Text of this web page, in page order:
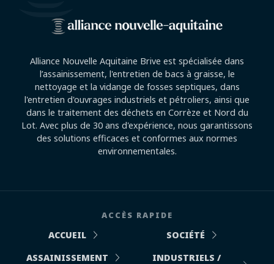
Alliance Nouvelle Aquitaine Brive est spécialisée dans
l’assainissement, l'entretien de bacs à graisse, le
nettoyage et la vidange de fosses septiques, dans
l'entretien d'ouvrages industriels et pétroliers, ainsi que
dans le traitement des déchets en Corrèze et Nord du
Lot. Avec plus de 30 ans d'expérience, nous garantissons
des solutions efficaces et conformes aux normes
environnementales.
ACCÈS RAPIDE
ACCUEIL
SOCIÉTÉ
ASSAINISSEMENT
INDUSTRIELS /